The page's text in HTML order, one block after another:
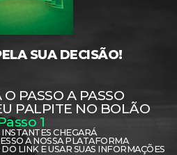
SUA DECISÃO!
PASSO A PASSO
PALPITE NO BOLÃO
1
CHEGARÁ
A NOSSA PLATAFORMA
LINK E USAR SUAS INFORMAÇÕES